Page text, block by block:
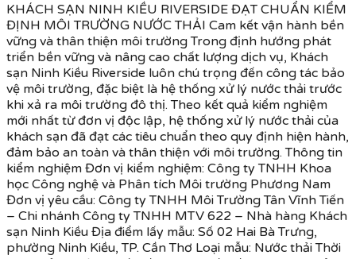
KHÁCH SẠN NINH KIỀU RIVERSIDE ĐẠT CHUẨN KIỂM
ĐỊNH MÔI TRƯỜNG NƯỚC THẢI Cam kết vận hành bền
vững và thân thiện môi trường Trong định hướng phát
triển bền vững và nâng cao chất lượng dịch vụ, Khách
sạn Ninh Kiều Riverside luôn chú trọng đến công tác bảo
vệ môi trường, đặc biệt là hệ thống xử lý nước thải trước
khi xả ra môi trường đô thị. Theo kết quả kiểm nghiệm
mới nhất từ đơn vị độc lập, hệ thống xử lý nước thải của
khách sạn đã đạt các tiêu chuẩn theo quy định hiện hành,
đảm bảo an toàn và thân thiện với môi trường. Thông tin
kiểm nghiệm Đơn vị kiểm nghiệm: Công ty TNHH Khoa
học Công nghệ và Phân tích Môi trường Phương Nam
Đơn vị yêu cầu: Công ty TNHH Môi Trường Tân Vĩnh Tiến
– Chi nhánh Công ty TNHH MTV 622 – Nhà hàng Khách
sạn Ninh Kiều Địa điểm lấy mẫu: Số 02 Hai Bà Trưng,
phường Ninh Kiều, TP. Cần Thơ Loại mẫu: Nước thải Thời